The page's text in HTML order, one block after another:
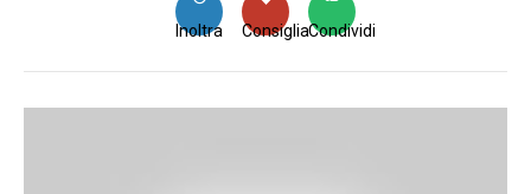
Condividi
Consiglia
Inoltra